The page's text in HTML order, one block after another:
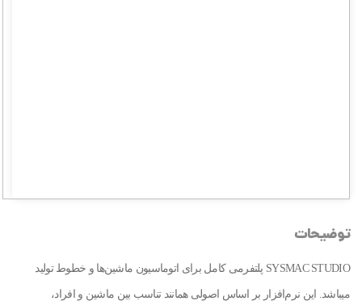
توضیحات
SYSMAC STUDIO پلتفرمی کامل برای اتوماسیون ماشین‌ها و خطوط تولید
میباشد. این نرم‌افزار بر اساس اصولی همانند تناسب بین ماشین و افراد،